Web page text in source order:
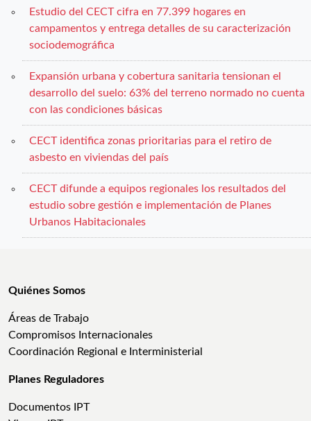
Estudio del CECT cifra en 77.399 hogares en
campamentos y entrega detalles de su caracterización
sociodemográfica
Expansión urbana y cobertura sanitaria tensionan el
desarrollo del suelo: 63% del terreno normado no cuenta
con las condiciones básicas
CECT identifica zonas prioritarias para el retiro de
asbesto en viviendas del país
CECT difunde a equipos regionales los resultados del
estudio sobre gestión e implementación de Planes
Urbanos Habitacionales
Quiénes Somos
Áreas de Trabajo
Compromisos Internacionales
Coordinación Regional e Interministerial
Planes Reguladores
Documentos IPT